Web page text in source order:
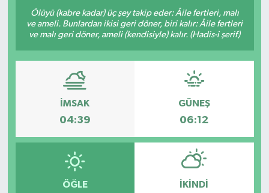
Ölüyü (kabre kadar) üç şey takip eder: Âile fertleri, malı
ve ameli. Bunlardan ikisi geri döner, biri kalır: Âile fertleri
ve malı geri döner, ameli (kendisiyle) kalır. (Hadis-i şerif)
İMSAK
04:39
GÜNEŞ
06:12
ÖĞLE İKINDI